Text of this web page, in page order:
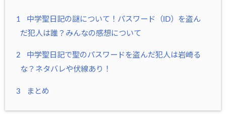
1
中学聖日記の謎について！パスワード（ID）を盗ん
だ犯人は誰？みんなの感想について
2
中学聖日記で聖のパスワードを盗んだ犯人は岩崎る
な？ネタバレや伏線あり！
3 まとめ